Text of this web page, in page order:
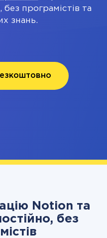
програмістів та
знань.
Notion та
без